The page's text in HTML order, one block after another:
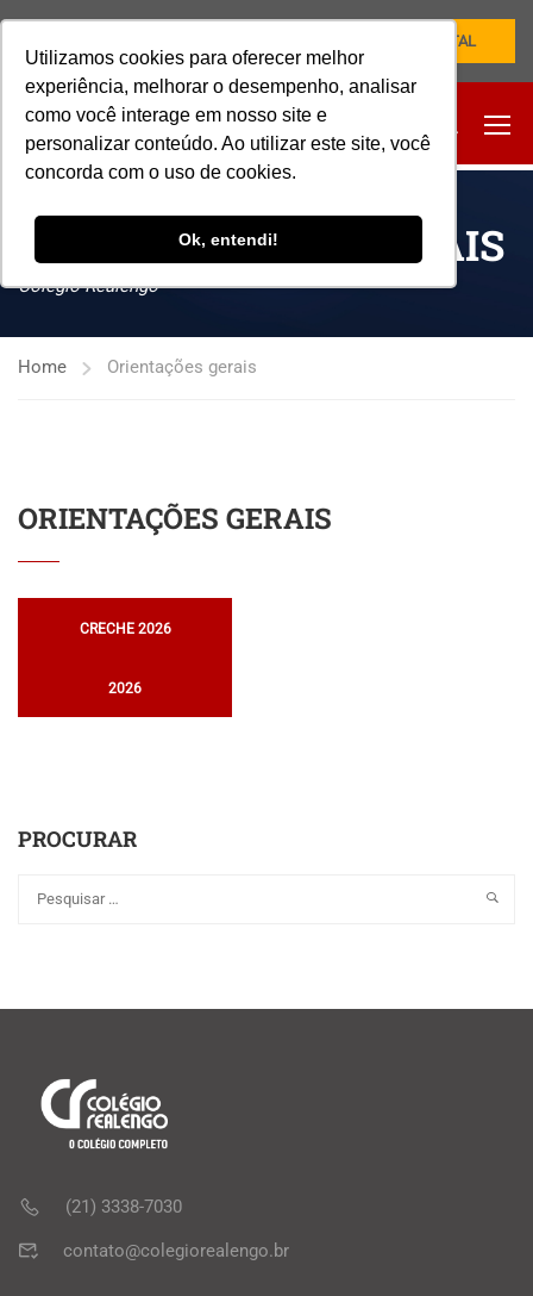
Utilizamos cookies para oferecer melhor
experiência, melhorar o desempenho, analisar
como você interage em nosso site e
personalizar conteúdo. Ao utilizar este site, você
concorda com o uso de cookies.
Ok, entendi!
NOVO PORTAL
ORIENTAÇÕES GERAIS
Colégio Realengo
Home Orientações gerais
ORIENTAÇÕES GERAIS
CRECHE 2026
2026
PROCURAR
(21) 3338-7030
contato@colegiorealengo.br